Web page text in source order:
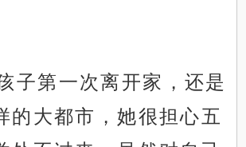
子第一次离开家，还是
的大都市，她很担心五